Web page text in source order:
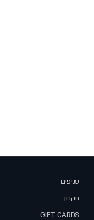
סניפים
תקנון
GIFT CARDS